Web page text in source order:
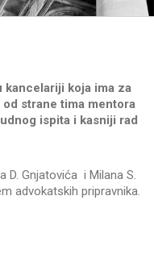
kancelariji koja ima za
strane tima mentora
ispita i kasniji rad
D. Gnjatovića i Milana S.
advokatskih pripravnika.